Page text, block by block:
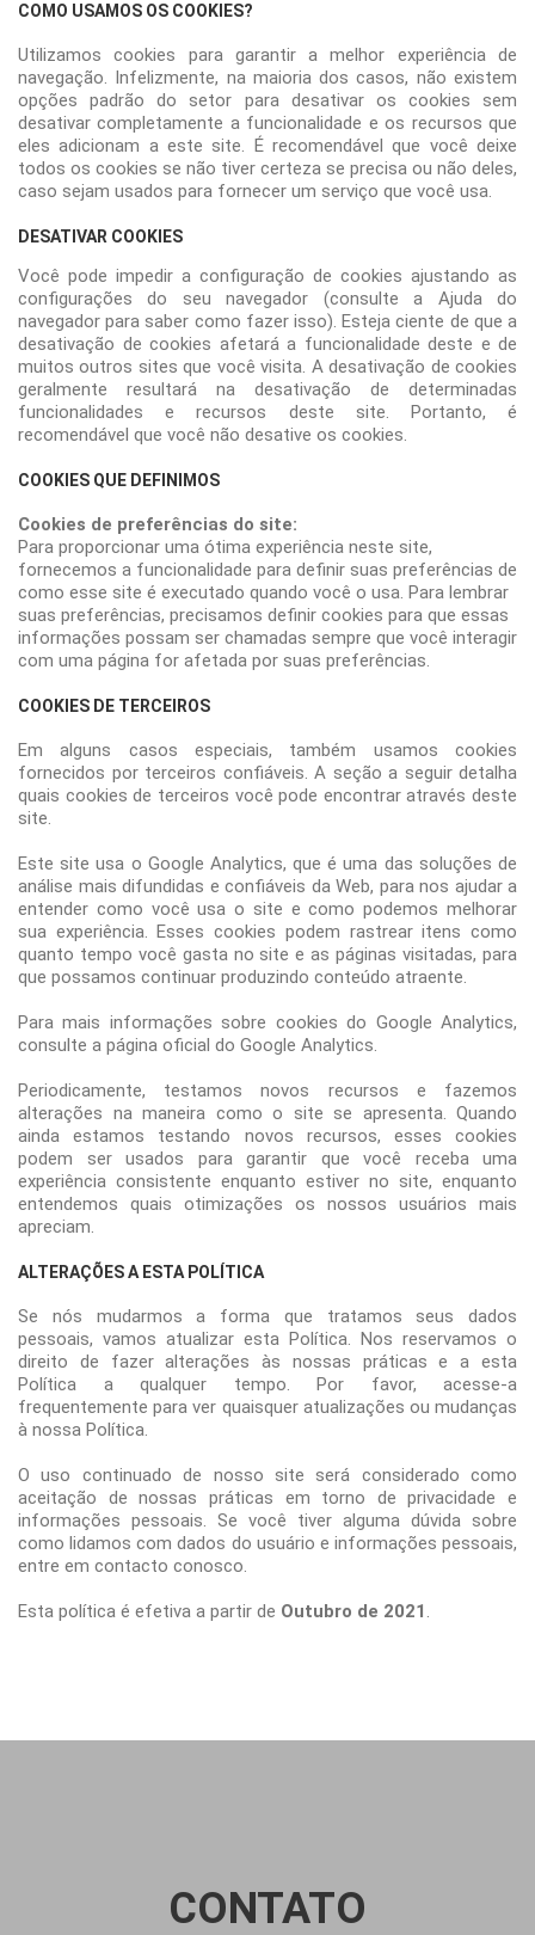
COMO USAMOS OS COOKIES?
Utilizamos cookies para garantir a melhor experiência de
navegação. Infelizmente, na maioria dos casos, não existem
opções padrão do setor para desativar os cookies sem
desativar completamente a funcionalidade e os recursos que
eles adicionam a este site. É recomendável que você deixe
todos os cookies se não tiver certeza se precisa ou não deles,
caso sejam usados ​​para fornecer um serviço que você usa.
DESATIVAR COOKIES
Você pode impedir a configuração de cookies ajustando as
configurações do seu navegador (consulte a Ajuda do
navegador para saber como fazer isso). Esteja ciente de que a
desativação de cookies afetará a funcionalidade deste e de
muitos outros sites que você visita. A desativação de cookies
geralmente resultará na desativação de determinadas
funcionalidades e recursos deste site. Portanto, é
recomendável que você não desative os cookies.
COOKIES QUE DEFINIMOS
Cookies de preferências do site:
Para proporcionar uma ótima experiência neste site,
fornecemos a funcionalidade para definir suas preferências de
como esse site é executado quando você o usa. Para lembrar
suas preferências, precisamos definir cookies para que essas
informações possam ser chamadas sempre que você interagir
com uma página for afetada por suas preferências.
COOKIES DE TERCEIROS
Em alguns casos especiais, também usamos cookies
fornecidos por terceiros confiáveis. A seção a seguir detalha
quais cookies de terceiros você pode encontrar através deste
site.
Este site usa o Google Analytics, que é uma das soluções de
análise mais difundidas e confiáveis ​​da Web, para nos ajudar a
entender como você usa o site e como podemos melhorar
sua experiência. Esses cookies podem rastrear itens como
quanto tempo você gasta no site e as páginas visitadas, para
que possamos continuar produzindo conteúdo atraente.
Para mais informações sobre cookies do Google Analytics,
consulte a página oficial do Google Analytics.
Periodicamente, testamos novos recursos e fazemos
alterações na maneira como o site se apresenta. Quando
ainda estamos testando novos recursos, esses cookies
podem ser usados ​​para garantir que você receba uma
experiência consistente enquanto estiver no site, enquanto
entendemos quais otimizações os nossos usuários mais
apreciam.
ALTERAÇÕES A ESTA POLÍTICA
Se nós mudarmos a forma que tratamos seus dados
pessoais, vamos atualizar esta Política. Nos reservamos o
direito de fazer alterações às nossas práticas e a esta
Política a qualquer tempo. Por favor, acesse-a
frequentemente para ver quaisquer atualizações ou mudanças
à nossa Política.
O uso continuado de nosso site será considerado como
aceitação de nossas práticas em torno de privacidade e
informações pessoais. Se você tiver alguma dúvida sobre
como lidamos com dados do usuário e informações pessoais,
entre em contacto conosco.
Esta política é efetiva a partir de Outubro de 2021 .
CONTATO